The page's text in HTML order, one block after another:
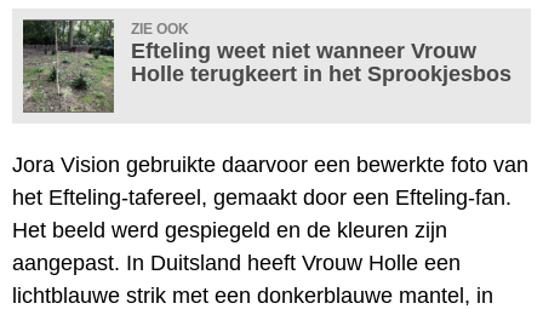
ZIE OOK
Efteling weet niet wanneer Vrouw
Holle terugkeert in het Sprookjesbos
Jora Vision gebruikte daarvoor een bewerkte foto van
het Efteling-tafereel, gemaakt door een Efteling-fan.
Het beeld werd gespiegeld en de kleuren zijn
aangepast. In Duitsland heeft Vrouw Holle een
lichtblauwe strik met een donkerblauwe mantel, in